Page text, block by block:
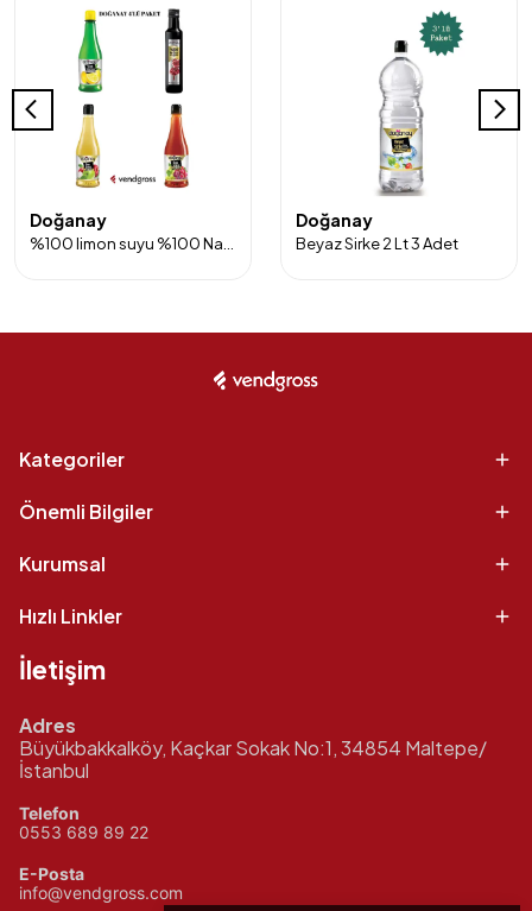
Doğanay Doğanay
Beyaz Sirke 2 Lt 3 Adet
Kategoriler
Önemli Bilgiler
Kurumsal
Hızlı Linkler
İletişim
Adres
Büyükbakkalköy, Kaçkar Sokak No:1, 34854 Maltepe/
İstanbul
Telefon
0553 689 89 22
E-Posta
info@vendgross.com